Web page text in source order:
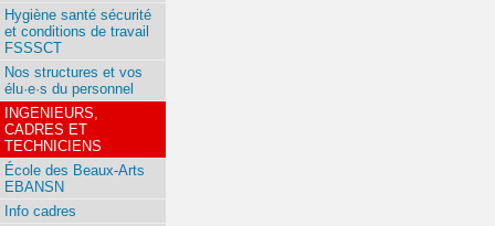
Hygiène santé sécurité
et conditions de travail
FSSSCT
Nos structures et vos
élu·e·s du personnel
INGENIEURS,
CADRES ET
TECHNICIENS
École des Beaux-Arts
EBANSN
Info cadres